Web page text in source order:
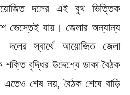
দলের এই বুথ ভিত্তিক
ভেস্তেই যায়। জেলার অন্যান্য
স্বার্থে আয়োজিত জেলা
বৃদ্ধির উদ্দেশ্যে ডাকা বৈঠক
এতেও শেষ নয়, বৈঠক শেষে বাড়ি